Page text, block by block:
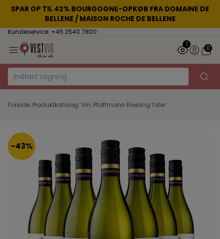
SPAR OP TIL 42% BOURGOGNE-OPKØB FRA DOMAINE DE
BELLENE / MAISON ROCHE DE BELLENE
Kundeservice: +45 2540 7800
1
0
Forside Produktkatalog Vin Pfaffmann Riesling 1 liter
-43%